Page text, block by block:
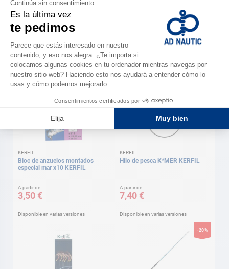
KERFIL
Caña FURYKAN + carrete KERFIL
49,90 €
Plomos pera giratorio KERFIL
A partir de
8,70 €
Disponible en varias versiones
KERFIL
Bloc de anzuelos montados
especial mar x10 KERFIL
A partir de
3,50 €
Disponible en varias versiones
KERFIL
Hilo de pesca K*MER KERFIL
A partir de
7,40 €
Disponible en varias versiones
-20%